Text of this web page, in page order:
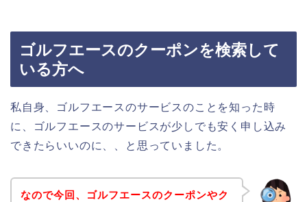
ゴルフエースのクーポンを検索して
いる方へ
私自身、ゴルフエースのサービスのことを知った時
に、ゴルフエースのサービスが少しでも安く申し込み
できたらいいのに、、と思っていました。
なので今回、ゴルフエースのクーポンやク